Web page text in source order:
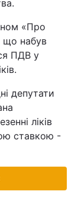
«Про
що набув
ПДВ у
депутати
ліків
ставкою -